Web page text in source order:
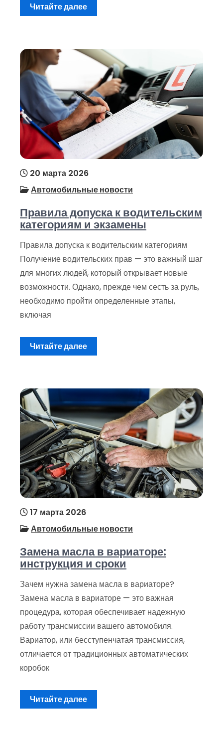
Читайте далее
20 марта 2026
Автомобильные новости
Правила допуска к водительским
категориям и экзамены
Правила допуска к водительским категориям
Получение водительских прав — это важный шаг
для многих людей, который открывает новые
возможности. Однако, прежде чем сесть за руль,
необходимо пройти определенные этапы,
включая
Читайте далее
17 марта 2026
Автомобильные новости
Замена масла в вариаторе:
инструкция и сроки
Зачем нужна замена масла в вариаторе?
Замена масла в вариаторе — это важная
процедура, которая обеспечивает надежную
работу трансмиссии вашего автомобиля.
Вариатор, или бесступенчатая трансмиссия,
отличается от традиционных автоматических
коробок
Читайте далее